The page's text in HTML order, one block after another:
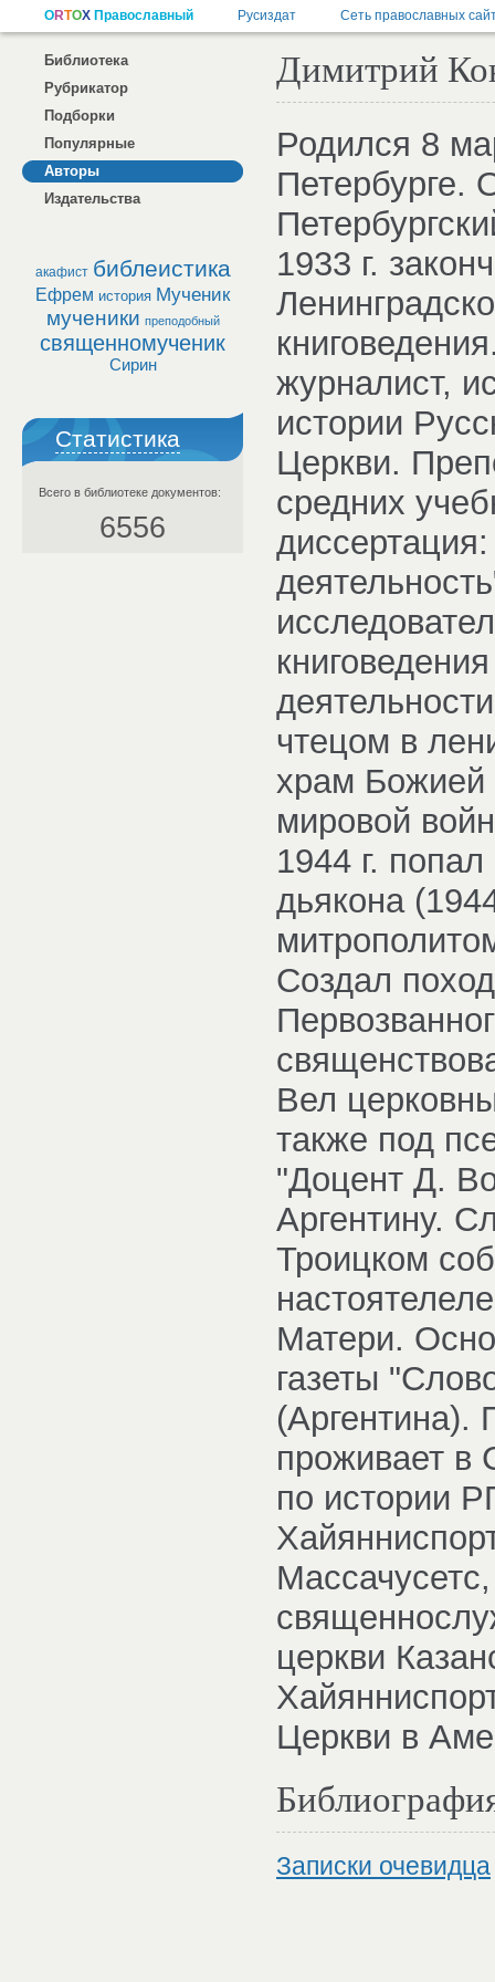
Библиотека
Рубрикатор
Подборки
Популярные
Авторы
Издательства
акафист библеистика
Ефрем история Мученик
мученики преподобный
священномученик
Сирин
Статистика
Всего в библиотеке документов:
6556
Димитрий
Родился 8
Петербурге.
1933 г.
журналист,
истории
Церкви.
средних
чтецом в
храм Божией
мировой
1944 г.
дьякона
Создал
Вел
также под
"Доцент Д.
Аргентину.
Троицком
Матери.
газеты
(Аргентина).
проживает
по истории
церкви
Церкви в
Записки очевидца